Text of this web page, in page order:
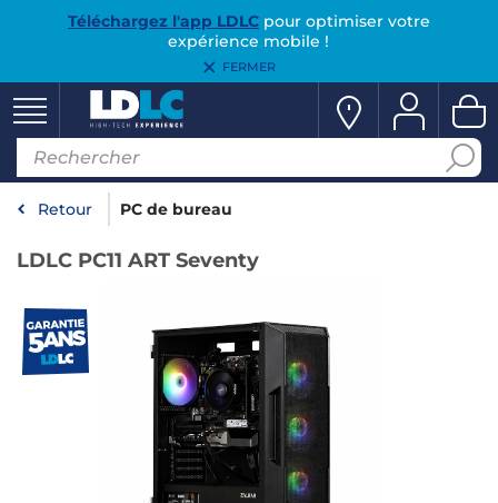
Téléchargez l'app LDLCpour optimiser votre
expérience mobile !
FERMER
Retour PC de bureau
LDLC PC11 ART Seventy